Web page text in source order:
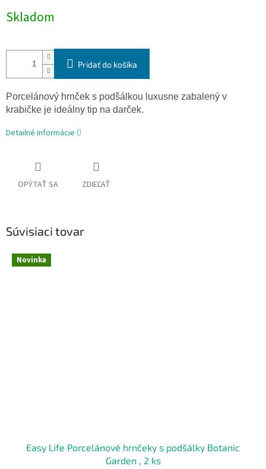
cena:
Skladom
Pridať do košíka
Porcelánový hrnček s podšálkou luxusne zabalený v
krabičke je ideálny tip na darček.
Detailné informácie
OPÝTAŤ SA ZDIEĽAŤ
Súvisiaci tovar
Novinka
Easy Life Porcelánové hrnčeky s podšálky Botanic
Garden , 2 ks